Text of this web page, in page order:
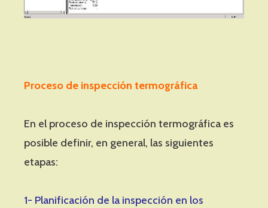
Proceso de inspección termográfica
En el proceso de inspección termográfica es
posible definir, en general, las siguientes
etapas:
1- Planificación de la inspección en los